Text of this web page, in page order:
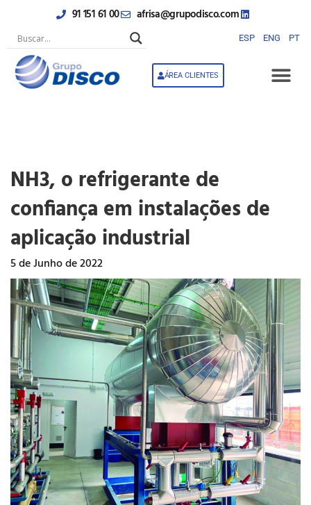
content
91 151 61 00 afrisa@grupodisco.com
ESP ENG PT
ÁREA CLIENTES
NH3, o refrigerante de
confiança em instalações de
aplicação industrial
5 de Junho de 2022